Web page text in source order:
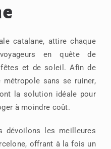
catalane, attire chaque
en quête de
et de soleil. Afin de
sans se ruiner,
la solution idéale pour
à moindre coût.
dévoilons les meilleures
offrant à la fois un